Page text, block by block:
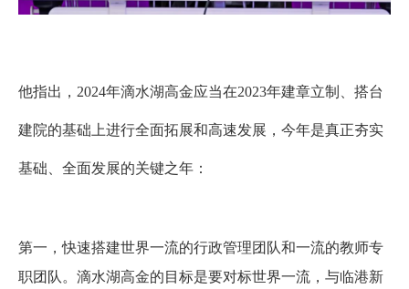
他指出， 2024年滴水湖高金应当在2023年建章立制、搭台
建院的基础上进行全面拓展和高速发展，今年是真正夯实
基础、全面发展的关键之年：
第一，快速搭建世界一流的行政管理团队和一流的教师专
职团队。 滴水湖高金的目标是要对标世界一流，与临港新